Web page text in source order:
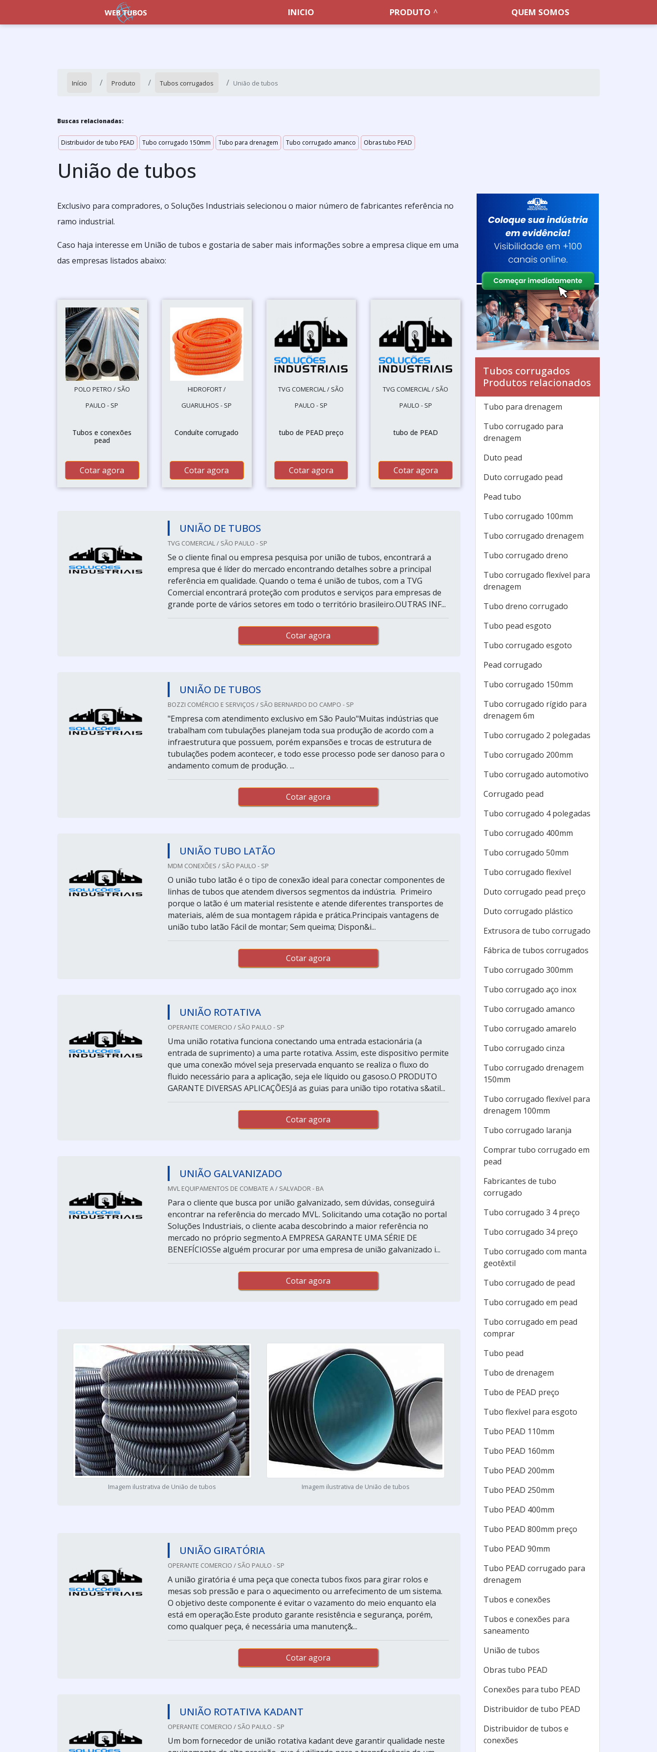
INICIO PRODUTO QUEM SOMOS
Início Produto Tubos corrugados União de tubos
Buscas relacionadas:
Distribuidor de tubo PEAD Tubo corrugado 150mm Tubo para drenagem Tubo corrugado amanco Obras tubo PEAD
União de tubos
Exclusivo para compradores, o Soluções Industriais selecionou o maior número de fabricantes referência no
ramo industrial.
Caso haja interesse em União de tubos e gostaria de saber mais informações sobre a empresa clique em uma
das empresas listados abaixo:
POLO PETRO / SÃO
PAULO - SP
Tubos e conexões
pead
Cotar agora
HIDROFORT /
GUARULHOS - SP
Conduíte corrugado
Cotar agora
TVG COMERCIAL / SÃO
PAULO - SP
tubo de PEAD preço
Cotar agora
TVG COMERCIAL / SÃO
PAULO - SP
tubo de PEAD
Cotar agora
UNIÃO DE TUBOS
TVG COMERCIAL / SÃO PAULO - SP
Se o cliente final ou empresa pesquisa por união de tubos, encontrará a
empresa que é líder do mercado encontrando detalhes sobre a principal
referência em qualidade. Quando o tema é união de tubos, com a TVG
Comercial encontrará proteção com produtos e serviços para empresas de
grande porte de vários setores em todo o território brasileiro.OUTRAS INF...
Cotar agora
UNIÃO DE TUBOS
BOZZI COMÉRCIO E SERVIÇOS / SÃO BERNARDO DO CAMPO - SP
"Empresa com atendimento exclusivo em São Paulo"Muitas indústrias que
trabalham com tubulações planejam toda sua produção de acordo com a
infraestrutura que possuem, porém expansões e trocas de estrutura de
tubulações podem acontecer, e todo esse processo pode ser danoso para o
andamento comum de produção. ...
Cotar agora
UNIÃO TUBO LATÃO
MDM CONEXÕES / SÃO PAULO - SP
O união tubo latão é o tipo de conexão ideal para conectar componentes de
linhas de tubos que atendem diversos segmentos da indústria. Primeiro
porque o latão é um material resistente e atende diferentes transportes de
materiais, além de sua montagem rápida e prática.Principais vantagens de
união tubo latão Fácil de montar; Sem queima; Dispon&i...
Cotar agora
UNIÃO ROTATIVA
OPERANTE COMERCIO / SÃO PAULO - SP
Uma união rotativa funciona conectando uma entrada estacionária (a
entrada de suprimento) a uma parte rotativa. Assim, este dispositivo permite
que uma conexão móvel seja preservada enquanto se realiza o fluxo do
fluido necessário para a aplicação, seja ele líquido ou gasoso.O PRODUTO
GARANTE DIVERSAS APLICAÇÕESJá as guias para união tipo rotativa s&atil...
Cotar agora
UNIÃO GALVANIZADO
MVL EQUIPAMENTOS DE COMBATE A / SALVADOR - BA
Para o cliente que busca por união galvanizado, sem dúvidas, conseguirá
encontrar na referência do mercado MVL. Solicitando uma cotação no portal
Soluções Industriais, o cliente acaba descobrindo a maior referência no
mercado no próprio segmento.A EMPRESA GARANTE UMA SÉRIE DE
BENEFÍCIOSSe alguém procurar por uma empresa de união galvanizado i...
Cotar agora
Imagem ilustrativa de União de tubos Imagem ilustrativa de União de tubos
UNIÃO GIRATÓRIA
OPERANTE COMERCIO / SÃO PAULO - SP
A união giratória é uma peça que conecta tubos fixos para girar rolos e
mesas sob pressão e para o aquecimento ou arrefecimento de um sistema.
O objetivo deste componente é evitar o vazamento do meio enquanto ela
está em operação.Este produto garante resistência e segurança, porém,
como qualquer peça, é necessária uma manutenç&...
Cotar agora
UNIÃO ROTATIVA KADANT
OPERANTE COMERCIO / SÃO PAULO - SP
Um bom fornecedor de união rotativa kadant deve garantir qualidade neste
Tubos corrugados
Produtos relacionados
Tubo para drenagem
Tubo corrugado para
drenagem
Duto pead
Duto corrugado pead
Pead tubo
Tubo corrugado 100mm
Tubo corrugado drenagem
Tubo corrugado dreno
Tubo corrugado flexível para
drenagem
Tubo dreno corrugado
Tubo pead esgoto
Tubo corrugado esgoto
Pead corrugado
Tubo corrugado 150mm
Tubo corrugado rígido para
drenagem 6m
Tubo corrugado 2 polegadas
Tubo corrugado 200mm
Tubo corrugado automotivo
Corrugado pead
Tubo corrugado 4 polegadas
Tubo corrugado 400mm
Tubo corrugado 50mm
Tubo corrugado flexível
Duto corrugado pead preço
Duto corrugado plástico
Extrusora de tubo corrugado
Fábrica de tubos corrugados
Tubo corrugado 300mm
Tubo corrugado aço inox
Tubo corrugado amanco
Tubo corrugado amarelo
Tubo corrugado cinza
Tubo corrugado drenagem
150mm
Tubo corrugado flexível para
drenagem 100mm
Tubo corrugado laranja
Comprar tubo corrugado em
pead
Fabricantes de tubo
corrugado
Tubo corrugado 3 4 preço
Tubo corrugado 34 preço
Tubo corrugado com manta
geotêxtil
Tubo corrugado de pead
Tubo corrugado em pead
Tubo corrugado em pead
comprar
Tubo pead
Tubo de drenagem
Tubo de PEAD preço
Tubo flexível para esgoto
Tubo PEAD 110mm
Tubo PEAD 160mm
Tubo PEAD 200mm
Tubo PEAD 250mm
Tubo PEAD 400mm
Tubo PEAD 800mm preço
Tubo PEAD 90mm
Tubo PEAD corrugado para
drenagem
Tubos e conexões
Tubos e conexões para
saneamento
União de tubos
Obras tubo PEAD
Conexões para tubo PEAD
Distribuidor de tubo PEAD
Distribuidor de tubos e
conexões